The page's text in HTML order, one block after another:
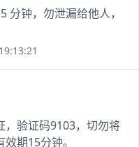
分钟，勿泄漏给他人，
，验证码9103，切勿将
期15分钟。